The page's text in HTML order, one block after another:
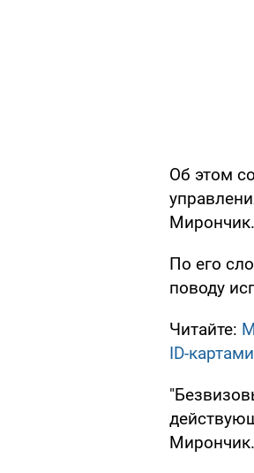
Об этом
Мирончик.
По его
поводу
Читайте:
ID-картами
Мирончик.